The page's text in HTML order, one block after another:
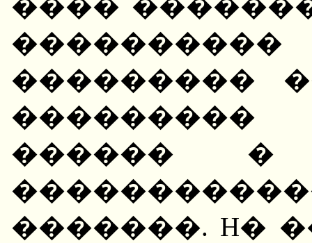
����
���������
������ �
�������. H�